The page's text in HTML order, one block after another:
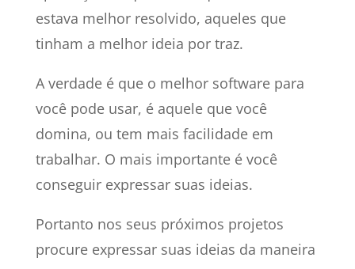
estava melhor resolvido, aqueles que
tinham a melhor ideia por traz.
A verdade é que o melhor software para
você pode usar, é aquele que você
domina, ou tem mais facilidade em
trabalhar. O mais importante é você
conseguir expressar suas ideias.
Portanto nos seus próximos projetos
procure expressar suas ideias da maneira